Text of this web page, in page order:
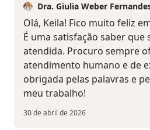
Dra. Giulia Weber
Olá, Keila! Fico muito feliz
É uma satisfação saber que
atendida. Procuro sempre
atendimento humano e de
obrigada pelas palavras e
meu trabalho!
30 de abril de 2026